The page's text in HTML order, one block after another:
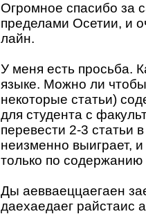
Огромное спасибо за
пределами Осетии, и
лайн.
У меня есть просьба.
языке. Можно ли
некоторые статьи)
для студента с
перевести 2-3 статьи
неизменно выиграет,
только по
Ды аевваеццаегаен
даехаедаег райстаис